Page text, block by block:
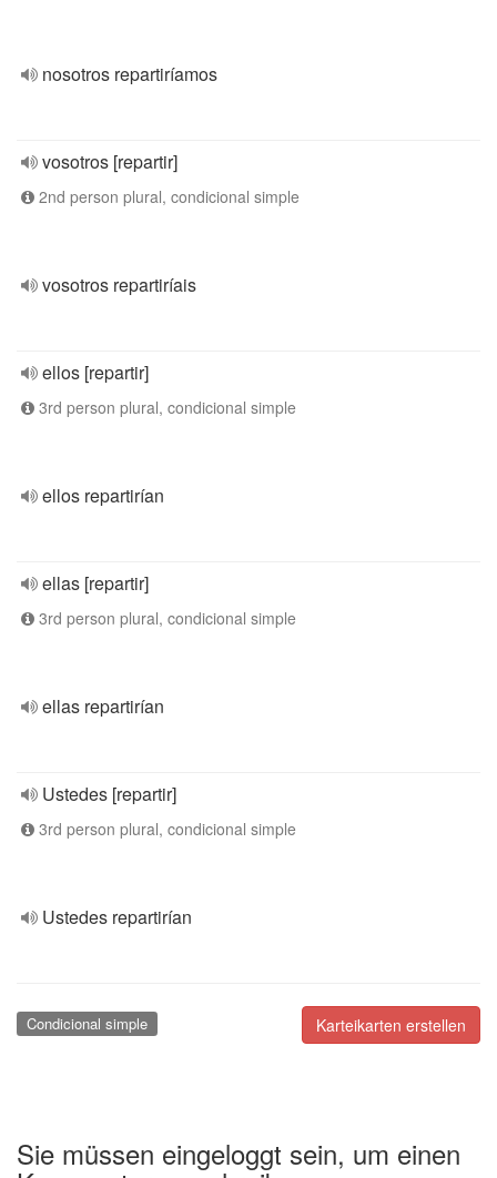
nosotros repartiríamos
vosotros [repartir]
2nd person plural, condicional simple
vosotros repartiríais
ellos [repartir]
3rd person plural, condicional simple
ellos repartirían
ellas [repartir]
3rd person plural, condicional simple
ellas repartirían
Ustedes [repartir]
3rd person plural, condicional simple
Ustedes repartirían
Karteikarten erstellen
Condicional simple
Sie müssen eingeloggt sein, um einen